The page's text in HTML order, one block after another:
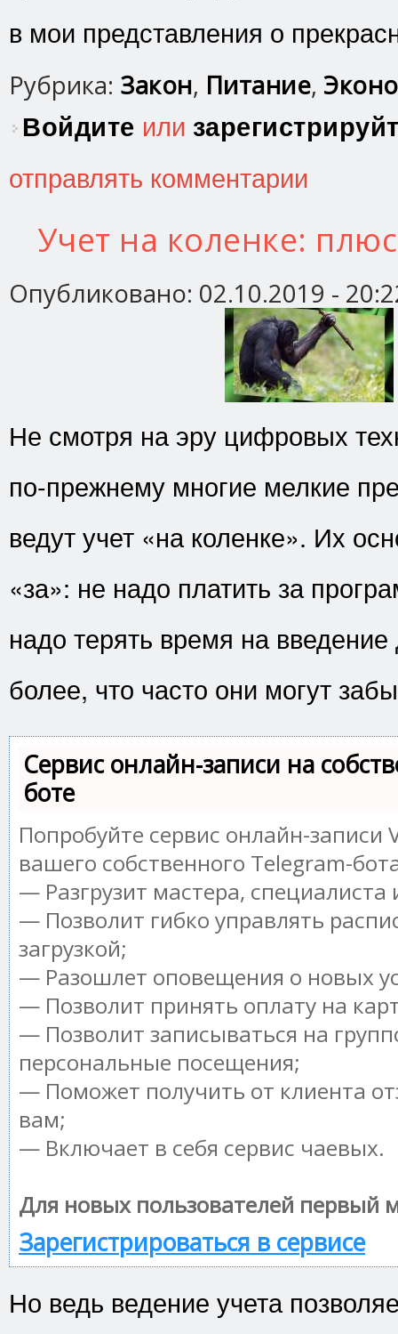
в мои представления о
Рубрика: Закон, Питание,
Войдите или
отправлять комментарии
Учет на коленке:
Опубликовано: 02.10.2019 -
Не смотря на эру цифровых
по-прежнему многие мелкие
ведут учет «на коленке». Их
«за»: не надо платить за
надо терять время на
более, что часто они могут
Сервис онлайн-записи на
боте
Попробуйте сервис онлайн-записи
вашего собственного Telegram-
— Разгрузит мастера,
— Позволит гибко управлять
загрузкой;
— Разошлет оповещения о новых
— Позволит принять оплату на
— Позволит записываться на
персональные посещения;
— Поможет получить от клиента
вам;
— Включает в себя сервис чаевых.
Для новых пользователей первый
Зарегистрироваться в сервисе
Но ведь ведение учета